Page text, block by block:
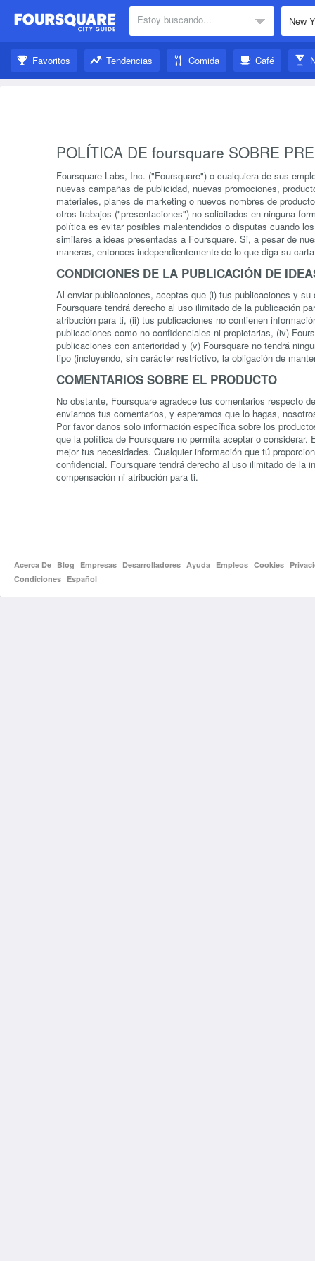
Estoy buscando...
Inspírate:
Favoritos Tendencias Comida Café
POLÍTICA DE foursquare SOBRE
Foursquare Labs, Inc. ("Foursquare") o cualquiera de sus
nuevas campañas de publicidad, nuevas promociones,
materiales, planes de marketing o nuevos nombres de
otros trabajos ("presentaciones") no solicitados en ninguna
política es evitar posibles malentendidos o disputas cuando
similares a ideas presentadas a Foursquare. Si, a pesar de
maneras, entonces independientemente de lo que diga su
CONDICIONES DE LA PUBLICACIÓN DE
Al enviar publicaciones, aceptas que (i) tus publicaciones y
Foursquare tendrá derecho al uso ilimitado de la publicación
atribución para ti, (ii) tus publicaciones no contienen
publicaciones como no confidenciales ni propietarias, (iv)
publicaciones con anterioridad y (v) Foursquare no tendrá
tipo (incluyendo, sin carácter restrictivo, la obligación de
COMENTARIOS SOBRE EL PRODUCTO
No obstante, Foursquare agradece tus comentarios respecto
enviarnos tus comentarios, y esperamos que lo hagas,
Por favor danos solo información específica sobre los
que la política de Foursquare no permita aceptar o
mejor tus necesidades. Cualquier información que tú
confidencial. Foursquare tendrá derecho al uso ilimitado de la
compensación ni atribución para ti.
Acerca De Blog Empresas Desarrolladores Ayuda Empleos Cookies
Condiciones Español